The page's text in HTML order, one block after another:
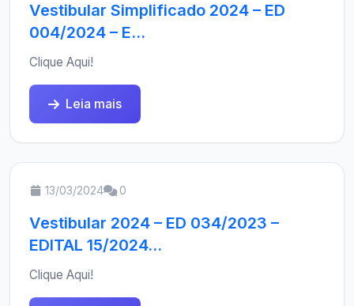
Vestibular Simplificado 2024 – ED
004/2024 – E...
Clique Aqui!
Leia mais
13/03/2024 0
Vestibular 2024 – ED 034/2023 –
EDITAL 15/2024...
Clique Aqui!